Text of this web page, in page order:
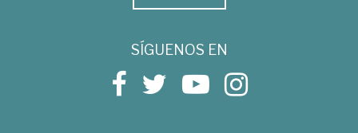
SÍGUENOS EN